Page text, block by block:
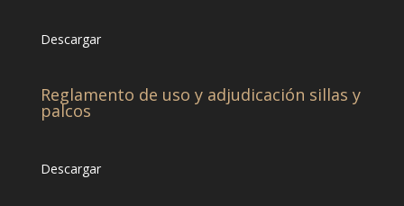
Descargar
Reglamento de uso y adjudicación sillas y
palcos
Descargar